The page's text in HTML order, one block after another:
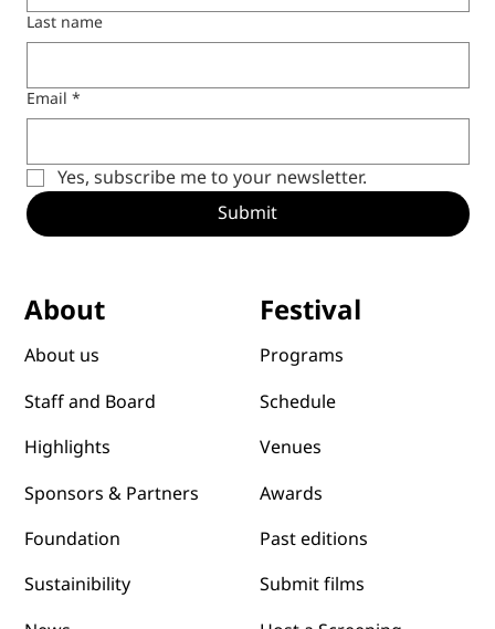
Last name
Email *
Yes, subscribe me to your newsletter.
Submit
About
About us
Staff and Board
Highlights
Sponsors & Partners
Foundation
Sustainibility
Festival
Programs
Schedule
Venues
Awards
Past editions
Submit films